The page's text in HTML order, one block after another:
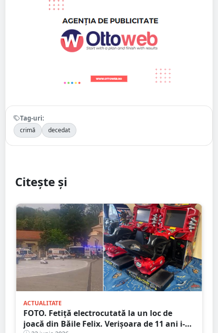
Tag-uri:
crimă decedat
Citește și
ACTUALITATE
FOTO. Fetiță electrocutată la un loc de
joacă din Băile Felix. Verişoara de 11 ani i-a